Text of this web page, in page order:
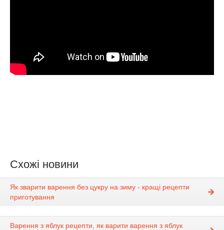
Схожі новини
Як зварити варення без цукру на зиму - кращі рецепти
приготування
Варення з яблук рецепти, як варити варення з яблук